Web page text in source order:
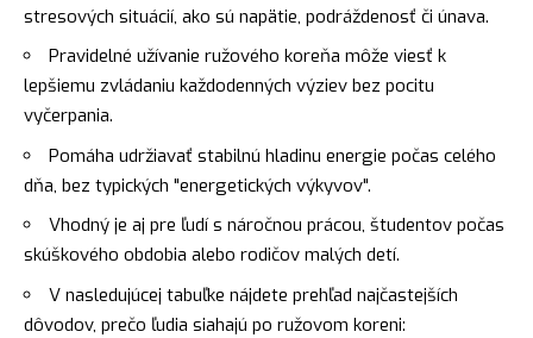
stresových situácií, ako sú napätie, podráždenosť či únava.
Pravidelné užívanie ružového koreňa môže viesť k
lepšiemu zvládaniu každodenných výziev bez pocitu
vyčerpania.
Pomáha udržiavať stabilnú hladinu energie počas celého
dňa, bez typických "energetických výkyvov".
Vhodný je aj pre ľudí s náročnou prácou, študentov počas
skúškového obdobia alebo rodičov malých detí.
V nasledujúcej tabuľke nájdete prehľad najčastejších
dôvodov, prečo ľudia siahajú po ružovom koreni: